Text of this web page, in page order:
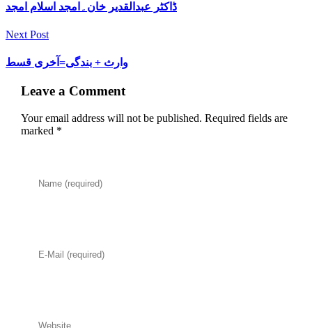
ڈاکٹر عبدالقدیر خان۔امجد اسلام امجد
Next Post
وارث + بندگی=آخری قسط
Leave a Comment
Your email address will not be published. Required fields are
marked *